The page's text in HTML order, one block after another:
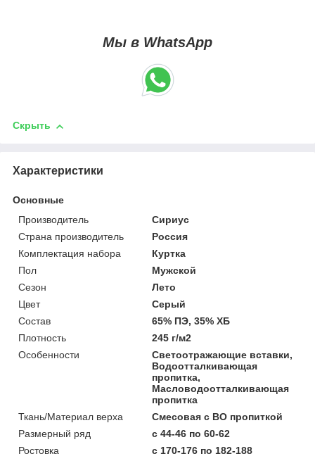
Мы в WhatsApp
Скрыть
Характеристики
Основные
Производитель
Сириус
Страна производитель
Россия
Комплектация набора
Куртка
Пол
Мужской
Сезон
Лето
Цвет
Серый
Состав
65% ПЭ, 35% ХБ
Плотность
245 г/м2
Особенности
Светоотражающие вставки,
Водоотталкивающая
пропитка,
Масловодоотталкивающая
пропитка
Ткань/Материал верха
Смесовая с ВО пропиткой
Размерный ряд
с 44-46 по 60-62
Ростовка
с 170-176 по 182-188